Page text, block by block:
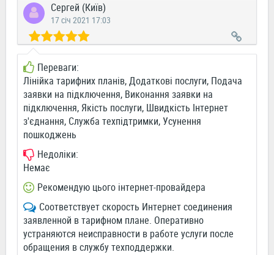
Сергей (Київ)
17 січ 2021 17:03
Переваги:
Лінійка тарифних планів, Додаткові послуги, Подача
заявки на підключення, Виконання заявки на
підключення, Якість послуги, Швидкість Інтернет
з'єднання, Служба техпідтримки, Усунення
пошкоджень
Недоліки:
Немає
Рекомендую цього інтернет-провайдера
Соответствует скорость Интернет соединения
заявленной в тарифном плане. Оперативно
устраняются неисправности в работе услуги после
обращения в службу техподдержки.